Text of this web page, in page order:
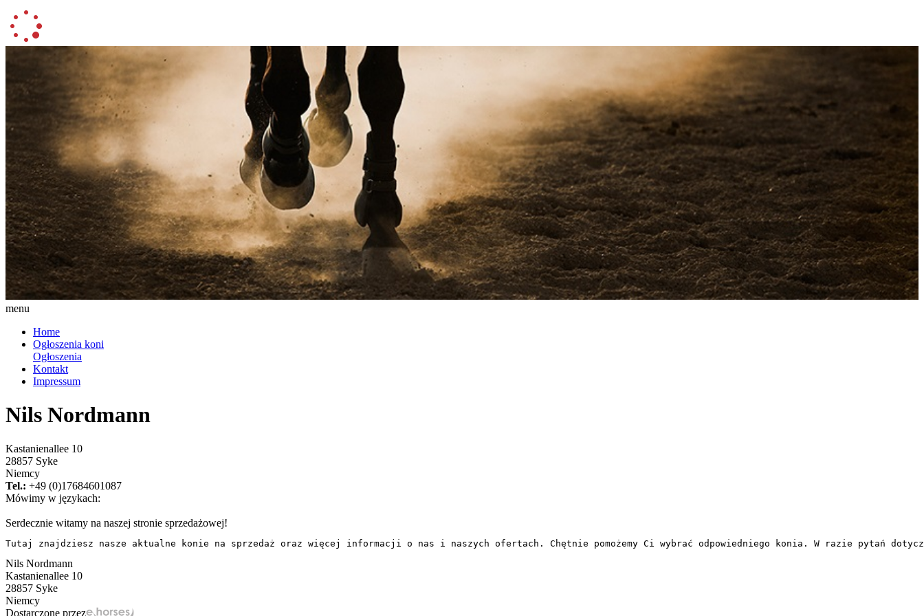
menu
Home
Ogłoszenia koni
Ogłoszenia
Kontakt
Impressum
Nils Nordmann
Kastanienallee 10
28857 Syke
Niemcy
Tel.: +49 (0)17684601087
Mówimy w językach:
Serdecznie witamy na naszej stronie sprzedażowej!
Tutaj znajdziesz nasze aktualne konie na sprzedaż oraz więcej informacji o nas i naszych ofertach. Chętnie pomożemy Ci wybrać odpowiedniego konia. W razie pytań
Nils Nordmann
Kastanienallee 10
28857 Syke
Niemcy
Dostarczone przez